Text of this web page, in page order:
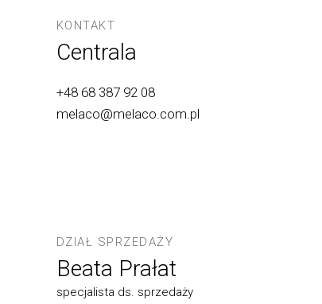
KONTAKT
Centrala
+48 68 387 92 08
melaco@melaco.com.pl
DZIAŁ SPRZEDAŻY
Beata Prałat
specjalista ds. sprzedaży